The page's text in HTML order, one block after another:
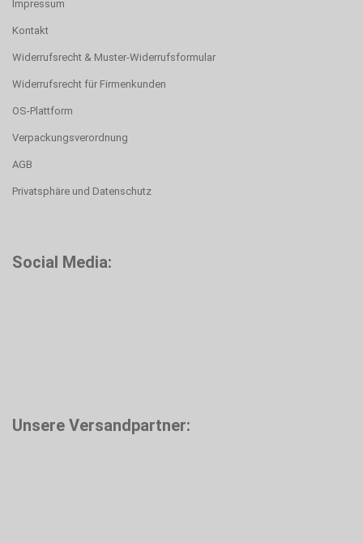
Impressum
Kontakt
Widerrufsrecht & Muster-Widerrufsformular
Widerrufsrecht für Firmenkunden
OS-Plattform
Verpackungsverordnung
AGB
Privatsphäre und Datenschutz
Social Media:
Unsere Versandpartner: